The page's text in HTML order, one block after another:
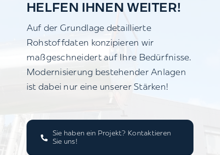
HELFEN IHNEN WEITER!
Auf der Grundlage detaillierte
Rohstoffdaten konzipieren wir
maßgeschneidert auf Ihre Bedürfnisse.
Modernisierung bestehender Anlagen
ist dabei nur eine unserer Stärken!
Sie haben ein Projekt? Kontaktieren
Sie uns!